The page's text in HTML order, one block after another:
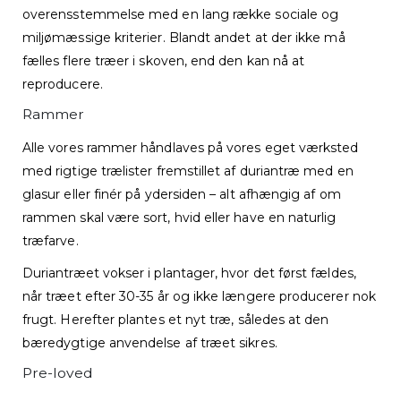
overensstemmelse med en lang række sociale og
miljømæssige kriterier. Blandt andet at der ikke må
fælles flere træer i skoven, end den kan nå at
reproducere.
Rammer
Alle vores rammer håndlaves på vores eget værksted
med rigtige trælister fremstillet af duriantræ med en
glasur eller finér på ydersiden – alt afhængig af om
rammen skal være sort, hvid eller have en naturlig
træfarve.
Duriantræet vokser i plantager, hvor det først fældes,
når træet efter 30-35 år og ikke længere producerer nok
frugt. Herefter plantes et nyt træ, således at den
bæredygtige anvendelse af træet sikres.
Pre-loved